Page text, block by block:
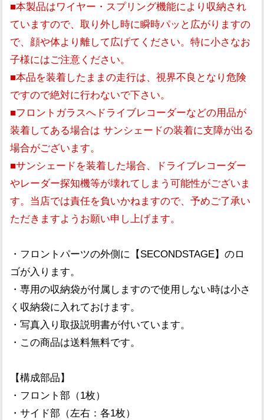
■本製品はワイヤー・スプリング機能により収納され
ていますので、取り外し時に瞬時パッと広がりますの
で、顔や体より離して広げてください。特に小さなお
子様にはご注意ください。
■本品を装着したままの走行は、視界不良となり危険
ですので絶対に行わないで下さい。
■フロントガラスへドライブレコーダーなどの用品が
装着してある場合は サンシェードの装着に支障が出る
場合がございます。
■サンシェードを装着した場合、ドライブレコーダー
やレーダー探知機等が壊れてしまう可能性がございま
す。当店では責任を負いかねますので、予めご了承い
ただきますようお願い申し上げます。
・フロントパーツの外側に【SECONDSTAGE】のロ
ゴが入ります。
・専用の収納袋が付属しますので使用しない時は小さ
く収納袋に入れておけます。
・写真入り取扱説明書が付いています。
・この商品は送料無料です。
【構成部品】
・フロント部（1枚）
・サイド部（左右：各1枚）